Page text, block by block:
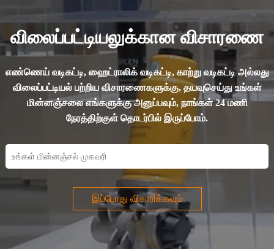
மாசுபாடு அல்லது
எண்ணெயில் நீர் இருப்பது
இந்த அமைப்புகளில் தோல்வி
மற்றும் முறிவுக்கு மிக
முக்கியமான காரணமாகும்.
எனவே, அவற்றின் சரியான
செயல்பாட்டி...
விலைப்பட்டியலுக்கான விசாரணை
எண்ணெய் வடிகட்டி, ஹைட்ராலிக் வடிகட்டி, காற்று வடிகட்டி அல்லது
விலைப்பட்டியல் பற்றிய விசாரணைகளுக்கு, தயவுசெய்து உங்கள்
மின்னஞ்சலை எங்களுக்கு அனுப்பவும், நாங்கள் 24 மணி
நேரத்திற்குள் தொடர்பில் இருப்போம்.
இப்போது விசாரிக்கவும்